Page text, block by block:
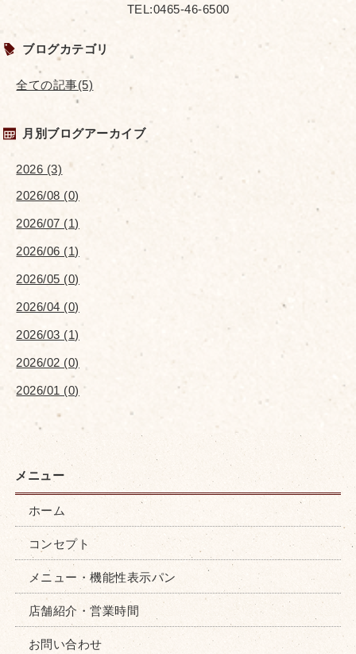
TEL:0465-46-6500
ブログカテゴリ
全ての記事(5)
月別ブログアーカイブ
2026 (3)
2026/08 (0)
2026/07 (1)
2026/06 (1)
2026/05 (0)
2026/04 (0)
2026/03 (1)
2026/02 (0)
2026/01 (0)
ホーム
コンセプト
メニュー・機能性表示パン
店舗紹介・営業時間
お問い合わせ